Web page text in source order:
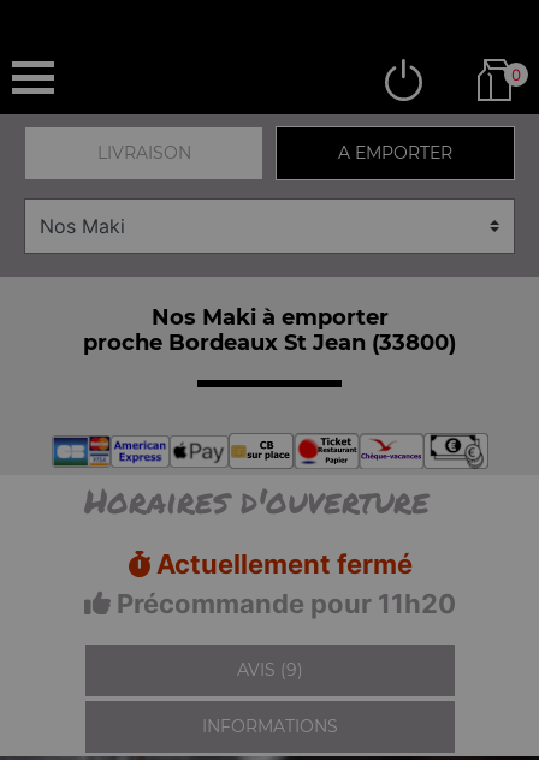
0
LIVRAISON A EMPORTER
Nos Maki à emporter
proche Bordeaux St Jean (33800)
Horaires d'ouverture
Actuellement fermé
Précommande pour 11h20
AVIS (9)
INFORMATIONS